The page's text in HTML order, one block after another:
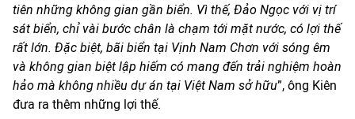
tiên những không gian gần biển. Vì thế, Đảo Ngọc với vị trí
sát biển, chỉ vài bước chân là chạm tới mặt nước, có lợi thế
rất lớn. Đặc biệt, bãi biển tại Vịnh Nam Chơn với sóng êm
và không gian biệt lập hiếm có mang đến trải nghiệm hoàn
hảo mà không nhiều dự án tại Việt Nam sở hữu”, ông Kiên
đưa ra thêm những lợi thế.